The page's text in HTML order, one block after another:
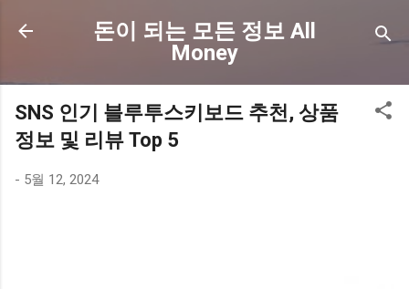
기본 콘텐츠로 건너뛰기
돈이 되는 모든 정보 All
Money
SNS 인기 블루투스키보드 추천, 상품
정보 및 리뷰 Top 5
- 5월 12, 2024